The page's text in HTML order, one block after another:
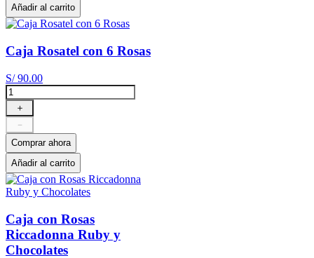
Añadir al carrito
Caja Rosatel con 6 Rosas
S/ 90.00
＋
－
Comprar ahora
Añadir al carrito
Caja con Rosas
Riccadonna Ruby y
Chocolates